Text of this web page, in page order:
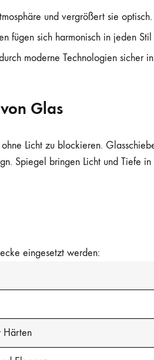
und vergrößert sie optisch.
fügen sich harmonisch in jeden Stil
moderne Technologien sicher
Glas
Licht zu blockieren.
Spiegel bringen Licht und Tiefe
eingesetzt werden:
Härten